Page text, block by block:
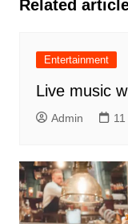
Related
Entertainment
Live music
Admin